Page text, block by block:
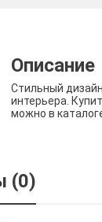
Описание
Стильный
интерьера.
можно в
(0)